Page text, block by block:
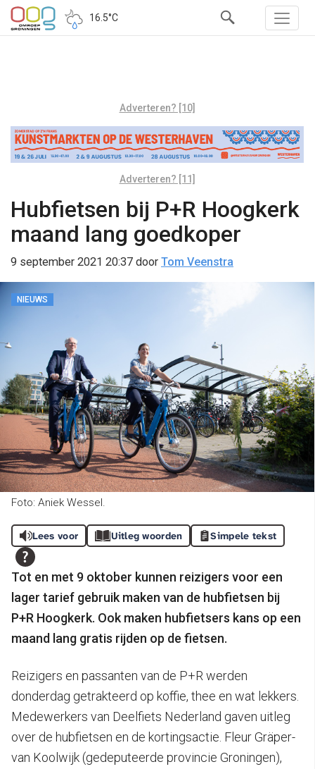
16.5°C
Adverteren? [10]
Adverteren? [11]
Hubfietsen bij P+R Hoogkerk
maand lang goedkoper
9 september 2021 20:37 door Tom Veenstra
NIEUWS
Foto: Aniek Wessel.
Lees voor Uitleg woorden Simpele tekst
Tot en met 9 oktober kunnen reizigers voor een
lager tarief gebruik maken van de hubfietsen bij
P+R Hoogkerk. Ook maken hubfietsers kans op een
maand lang gratis rijden op de fietsen.
Reizigers en passanten van de P+R werden
donderdag getrakteerd op koffie, thee en wat lekkers.
Medewerkers van Deelfiets Nederland gaven uitleg
over de hubfietsen en de kortingsactie. Fleur Gräper-
van Koolwijk (gedeputeerde provincie Groningen),